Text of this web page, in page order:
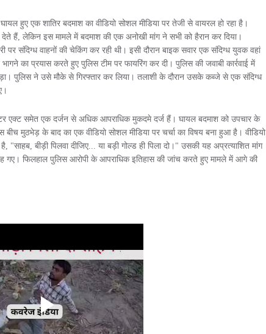
हुए एक शातिर बदमाश का वीडियो सोशल मीडिया पर तेजी से वायरल हो रहा है।
हैं, लेकिन इस मामले में बदमाश की एक अनोखी मांग ने सभी को हैरान कर दिया।
पर संदिग्ध वाहनों की चेकिंग कर रही थी। इसी दौरान बाइक सवार एक संदिग्ध युवक वहां
का प्रयास करते हुए पुलिस टीम पर फायरिंग कर दी। पुलिस की जवाबी कार्रवाई में
पुलिस ने उसे मौके से गिरफ्तार कर लिया। तलाशी के दौरान उसके कब्जे से एक संदिग्ध
एक्ट समेत एक दर्जन से अधिक आपराधिक मुकदमे दर्ज हैं। घायल बदमाश को उपचार के
मुठभेड़ के बाद का एक वीडियो सोशल मीडिया पर चर्चा का विषय बना हुआ है। वीडियो
बीड़ी पिलवा दीजिए... या बड़ी गोल्ड ही पिला दो।" उसकी यह अप्रत्याशित मांग
गए। फिलहाल पुलिस आरोपी के आपराधिक इतिहास की जांच करते हुए मामले में आगे की